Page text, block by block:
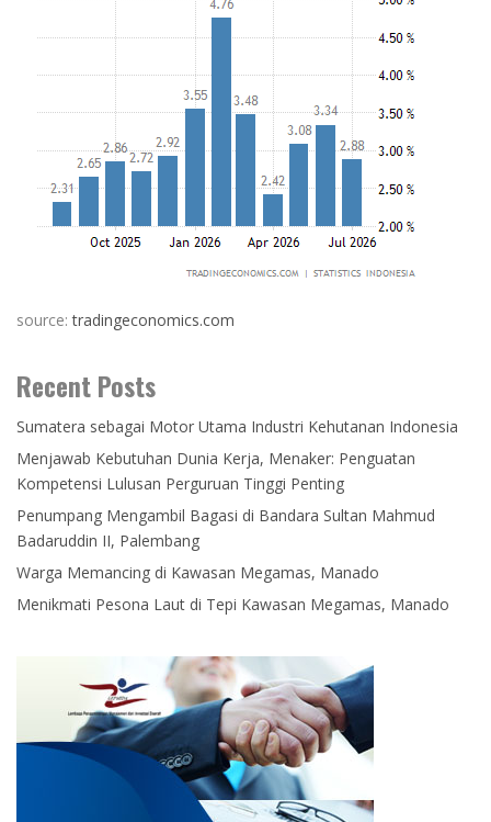
source:tradingeconomics.com
Recent Posts
Sumatera sebagai Motor Utama Industri Kehutanan Indonesia
Menjawab Kebutuhan Dunia Kerja, Menaker: Penguatan
Kompetensi Lulusan Perguruan Tinggi Penting
Penumpang Mengambil Bagasi di Bandara Sultan Mahmud
Badaruddin II, Palembang
Warga Memancing di Kawasan Megamas, Manado
Menikmati Pesona Laut di Tepi Kawasan Megamas, Manado